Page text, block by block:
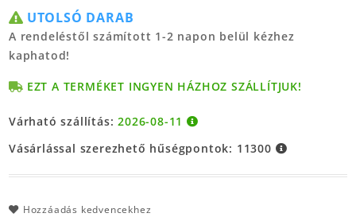
UTOLSÓ DARAB
A rendeléstől számított 1-2 napon belül kézhez
kaphatod!
EZT A TERMÉKET INGYEN HÁZHOZ SZÁLLÍTJUK!
Várható szállítás:2026-08-11
Vásárlással szerezhető hűségpontok: 11300
Hozzáadás kedvencekhez